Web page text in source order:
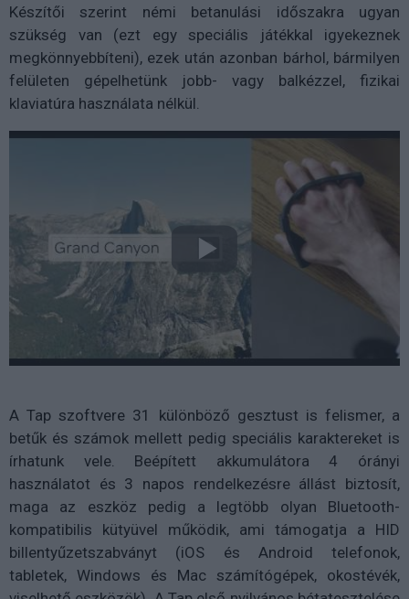
Készítői szerint némi betanulási időszakra ugyan
szükség van (ezt egy speciális játékkal igyekeznek
megkönnyebbíteni), ezek után azonban bárhol, bármilyen
felületen gépelhetünk jobb- vagy balkézzel, fizikai
klaviatúra használata nélkül.
A Tap szoftvere 31 különböző gesztust is felismer, a
betűk és számok mellett pedig speciális karaktereket is
írhatunk vele. Beépített akkumulátora 4 órányi
használatot és 3 napos rendelkezésre állást biztosít,
maga az eszköz pedig a legtöbb olyan Bluetooth-
kompatibilis kütyüvel működik, ami támogatja a HID
billentyűzetszabványt (iOS és Android telefonok,
tabletek, Windows és Mac számítógépek, okostévék,